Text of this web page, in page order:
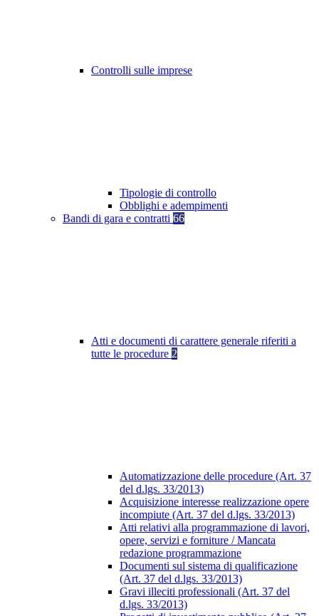
Controlli sulle imprese
Tipologie di controllo
Obblighi e adempimenti
Bandi di gara e contratti 66
Atti e documenti di carattere generale riferiti a
tutte le procedure 2
Automatizzazione delle procedure (Art. 37
del d.lgs. 33/2013)
Acquisizione interesse realizzazione opere
incompiute (Art. 37 del d.lgs. 33/2013)
Atti relativi alla programmazione di lavori,
opere, servizi e forniture / Mancata
redazione programmazione
Documenti sul sistema di qualificazione
(Art. 37 del d.lgs. 33/2013)
Gravi illeciti professionali (Art. 37 del
d.lgs. 33/2013)